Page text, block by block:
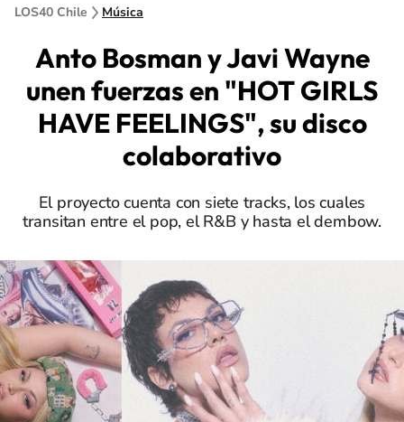
LOS40 Chile Música
Anto Bosman y Javi Wayne
unen fuerzas en "HOT GIRLS
HAVE FEELINGS", su disco
colaborativo
El proyecto cuenta con siete tracks, los cuales
transitan entre el pop, el R&B y hasta el dembow.